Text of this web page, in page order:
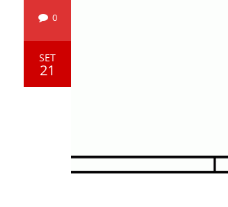
0
SET
21